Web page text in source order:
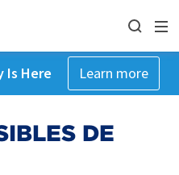
Is Here Learn more
DE